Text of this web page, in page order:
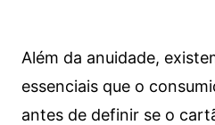
Além da anuidade,
essenciais que o
antes de definir se o